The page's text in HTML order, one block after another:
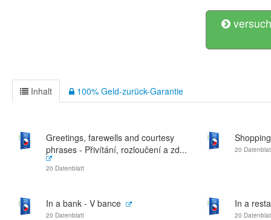
Inhalt 100% Geld-zurück-Garantie
Greetings, farewells and courtesy
phrases - Přivítání, rozloučení a zd...
20 Datenblatt
20
In a bank - V bance
20 Datenblatt
In a
20